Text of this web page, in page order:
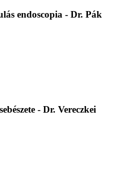
endoscopia - Dr. Pák
- Dr. Vereczkei